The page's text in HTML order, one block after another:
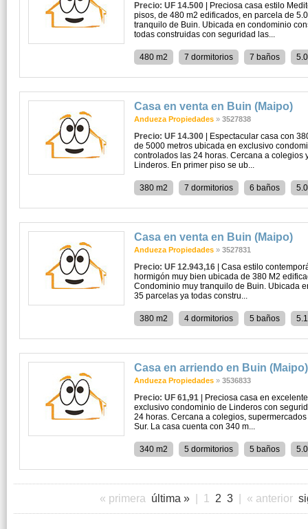
Precio: UF 14.500 | Preciosa casa estilo
pisos, de 480 m2 edificados, en parcela de
tranquilo de Buin. Ubicada en condominio
todas construidas con seguridad las...
480 m2 7 dormitorios 7 baños
Casa en venta en Buin (Maipo)
Andueza Propiedades » 3527838
Precio: UF 14.300 | Espectacular casa con
de 5000 metros ubicada en exclusivo
controlados las 24 horas. Cercana a colegios
Linderos. En primer piso se ub...
380 m2 7 dormitorios 6 baños
Casa en venta en Buin (Maipo)
Andueza Propiedades » 3527831
Precio: UF 12.943,16 | Casa estilo
hormigón muy bien ubicada de 380 M2
Condominio muy tranquilo de Buin. Ubicada
35 parcelas ya todas constru...
380 m2 4 dormitorios 5 baños
Casa en arriendo en Buin (Maipo)
Andueza Propiedades » 3536833
Precio: UF 61,91 | Preciosa casa en
exclusivo condominio de Linderos con
24 horas. Cercana a colegios,
Sur. La casa cuenta con 340 m...
340 m2 5 dormitorios 5 baños
« primera última » 1 2 3 « anterior